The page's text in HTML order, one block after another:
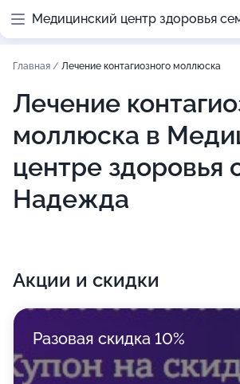
Медицинский центр здоровья
Главная / Лечение контагиозного моллюска
Лечение
моллюска в
центре здоровья
Надежда
Акции и скидки
Разовая скидка 10%